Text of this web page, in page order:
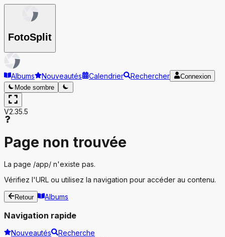
FotoSplit
Albums Nouveautés Calendrier Rechercher
Connexion
Mode sombre
V2.35.5
Page non trouvée
La page /app/ n'existe pas.
Vérifiez l'URL ou utilisez la navigation pour accéder au contenu.
Retour Albums
Navigation rapide
Nouveautés
Recherche